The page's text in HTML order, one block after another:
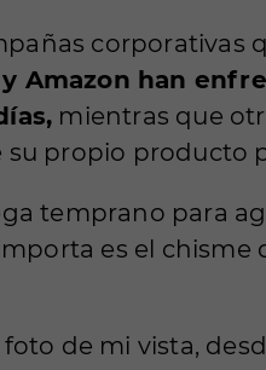
corporativas
Amazon han
mientras que
su propio producto
temprano para
es el chisme
foto de mi vista,